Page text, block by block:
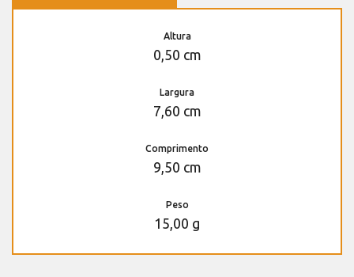
Altura
0,50 cm
Largura
7,60 cm
Comprimento
9,50 cm
Peso
15,00 g